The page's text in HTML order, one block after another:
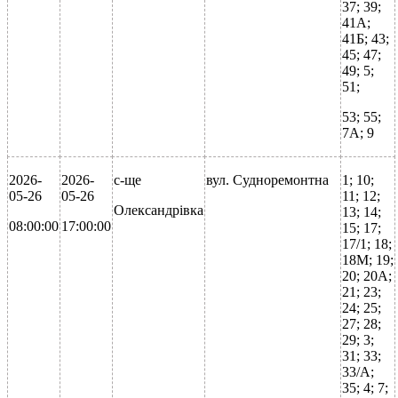
37; 39;
41А;
41Б; 43;
45; 47;
49; 5;
51;
53; 55;
7А; 9
2026-
05-26
08:00:00
2026-
05-26
17:00:00
с-ще
Олександрівка
вул. Судноремонтна
1; 10;
11; 12;
13; 14;
15; 17;
17/1; 18;
18М; 19;
20; 20А;
21; 23;
24; 25;
27; 28;
29; 3;
31; 33;
33/А;
35; 4; 7;